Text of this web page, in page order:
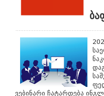
ვებინარი ჩატარდება